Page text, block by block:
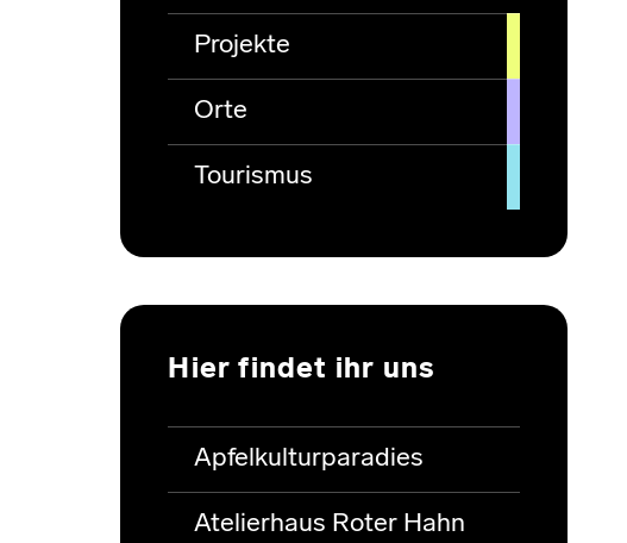
Projekte
Orte
Tourismus
Hier findet ihr uns
Apfelkulturparadies
Atelierhaus Roter Hahn